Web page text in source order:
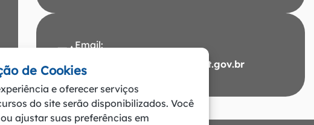
Email:
ouvidoria@santacarmem.mt.gov.br
de Cookies
e oferecer serviços
do site serão disponibilizados. Você
ajustar suas preferências em